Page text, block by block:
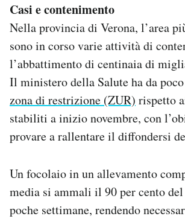
Casi e contenimento
Nella provincia di Verona, l’area
sono in corso varie attività di
l’abbattimento di centinaia di
Il ministero della Salute ha da poco
zona di restrizione (ZUR) rispetto
stabiliti a inizio novembre, con
provare a rallentare il diffondersi
Un focolaio in un allevamento
media si ammali il 90 per cento
poche settimane, rendendo